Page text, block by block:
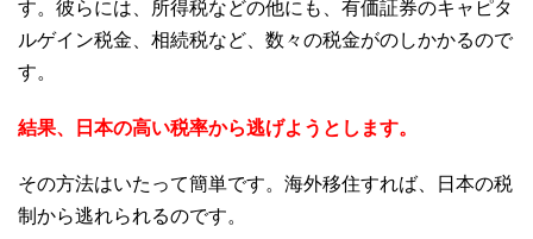
す。彼らには、所得税などの他にも、有価証券のキャピタ
ルゲイン税金、相続税など、数々の税金がのしかかるので
す。
結果、日本の高い税率から逃げようとします。
その方法はいたって簡単です。海外移住すれば、日本の税
制から逃れられるのです。